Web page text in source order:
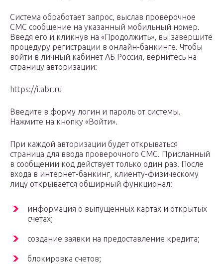
Система обработает запрос, выслав проверочное
СМС сообщение на указанный мобильный номер.
Введя его и кликнув на «Продолжить», вы завершите
процедуру регистрации в онлайн-банкинге. Чтобы
войти в личный кабинет АБ Россия, вернитесь на
страницу авторизации:
https://i.abr.ru
Введите в форму логин и пароль от системы.
Нажмите на кнопку «Войти».
При каждой авторизации будет открываться
страница для ввода проверочного СМС. Присланный
в сообщении код действует только один раз. После
входа в интернет-банкинг, клиенту-физическому
лицу открывается обширный функционал:
информация о выпущенных картах и открытых
счетах;
создание заявки на предоставление кредита;
блокировка счетов;